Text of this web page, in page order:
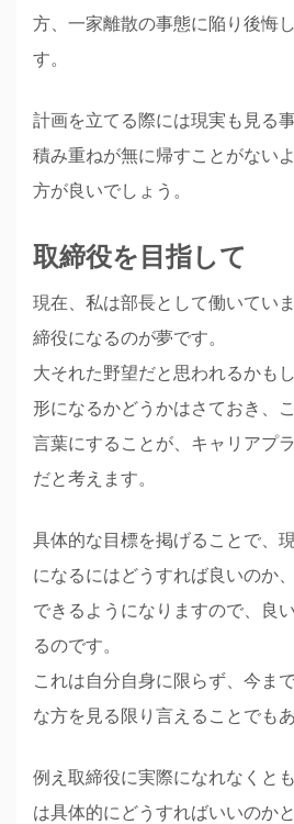
方、一家離散の事態に陥り後悔
す。
計画を立てる際には現実も見る
積み重ねが無に帰すことがない
方が良いでしょう。
取締役を目指して
現在、私は部長として働いてい
締役になるのが夢です。
大それた野望だと思われるかも
形になるかどうかはさておき、
言葉にすることが、キャリアプ
だと考えます。
具体的な目標を掲げることで、
になるにはどうすれば良いのか
できるようになりますので、良
るのです。
これは自分自身に限らず、今ま
な方を見る限り言えることでもあ
例え取締役に実際になれなくと
は具体的にどうすればいいのか